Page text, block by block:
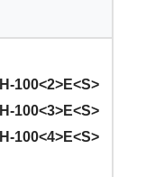
100<2>E<S>
100<3>E<S>
100<4>E<S>